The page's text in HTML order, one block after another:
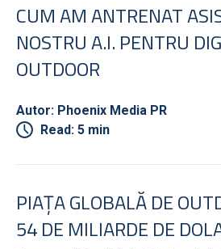
CUM AM ANTRENAT
NOSTRU A.I. PENTRU
OUTDOOR
Autor: Phoenix Media PR
Read: 5 min
PIAȚA GLOBALĂ DE
54 DE MILIARDE DE